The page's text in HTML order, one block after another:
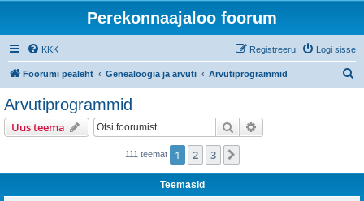
Perekonnaajaloo foorum
KKK Logi sisse
Registreeru
Foorumi pealeht Genealoogia ja arvuti Arvutiprogrammid
Arvutiprogrammid
Uus teema Otsi
111 teemat 1 2 3
Teemasid